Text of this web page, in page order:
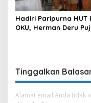
Hadiri Paripurna HUT
OKU, Herman Deru
Tinggalkan
Alamat email Anda tidak